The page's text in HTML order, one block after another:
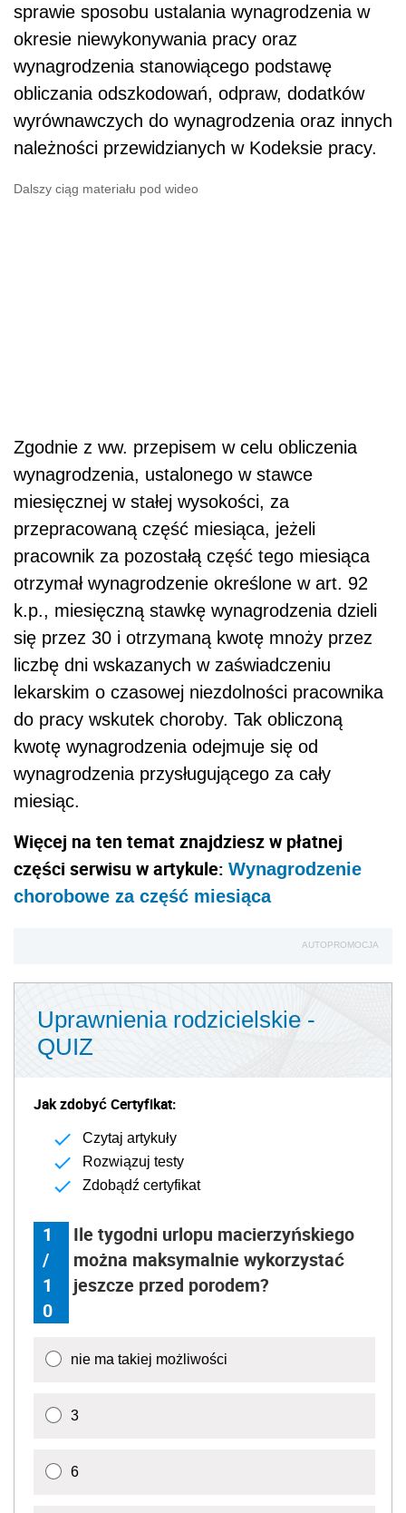
sprawie sposobu ustalania wynagrodzenia w
okresie niewykonywania pracy oraz
wynagrodzenia stanowiącego podstawę
obliczania odszkodowań, odpraw, dodatków
wyrównawczych do wynagrodzenia oraz innych
należności przewidzianych w Kodeksie pracy.
Dalszy ciąg materiału pod wideo
Zgodnie z ww. przepisem w celu obliczenia
wynagrodzenia, ustalonego w stawce
miesięcznej w stałej wysokości, za
przepracowaną część miesiąca, jeżeli
pracownik za pozostałą część tego miesiąca
otrzymał wynagrodzenie określone w art. 92
k.p., miesięczną stawkę wynagrodzenia dzieli
się przez 30 i otrzymaną kwotę mnoży przez
liczbę dni wskazanych w zaświadczeniu
lekarskim o czasowej niezdolności pracownika
do pracy wskutek choroby. Tak obliczoną
kwotę wynagrodzenia odejmuje się od
wynagrodzenia przysługującego za cały
miesiąc.
Więcej na ten temat znajdziesz w płatnej
części serwisu w artykule: Wynagrodzenie
chorobowe za część miesiąca
AUTOPROMOCJA
Uprawnienia rodzicielskie -
QUIZ
Jak zdobyć Certyfikat:
Czytaj artykuły
Rozwiązuj testy
Zdobądź certyfikat
1
/
1
0
Ile tygodni urlopu macierzyńskiego
można maksymalnie wykorzystać
jeszcze przed porodem?
nie ma takiej możliwości
3
6